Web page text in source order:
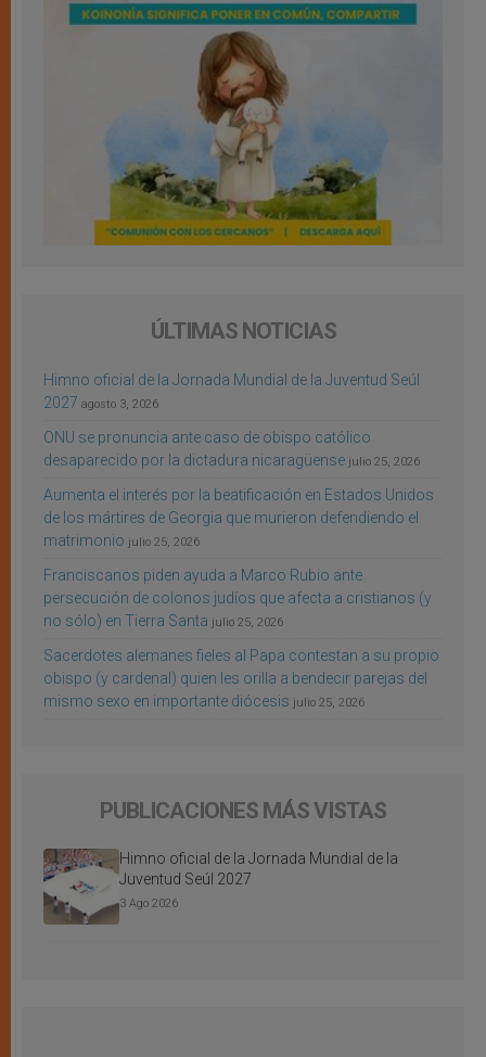
ÚLTIMAS NOTICIAS
Himno oficial de la Jornada Mundial de la Juventud Seúl
2027 agosto 3, 2026
ONU se pronuncia ante caso de obispo católico
desaparecido por la dictadura nicaragüense julio 25, 2026
Aumenta el interés por la beatificación en Estados Unidos
de los mártires de Georgia que murieron defendiendo el
matrimonio julio 25, 2026
Franciscanos piden ayuda a Marco Rubio ante
persecución de colonos judíos que afecta a cristianos (y
no sólo) en Tierra Santa julio 25, 2026
Sacerdotes alemanes fieles al Papa contestan a su propio
obispo (y cardenal) quien les orilla a bendecir parejas del
mismo sexo en importante diócesis julio 25, 2026
PUBLICACIONES MÁS VISTAS
Himno oficial de la Jornada Mundial de la
Juventud Seúl 2027
3 Ago 2026